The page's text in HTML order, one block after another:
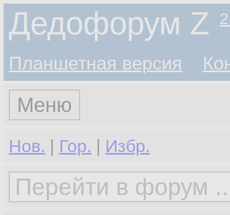
Дедофорум Z
Планшетная версия
Меню
Нов. | Гор. | Избр.